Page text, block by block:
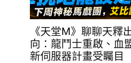
《天堂M》聊聊天釋
向：龍鬥士重啟、血
新伺服器計畫受矚目